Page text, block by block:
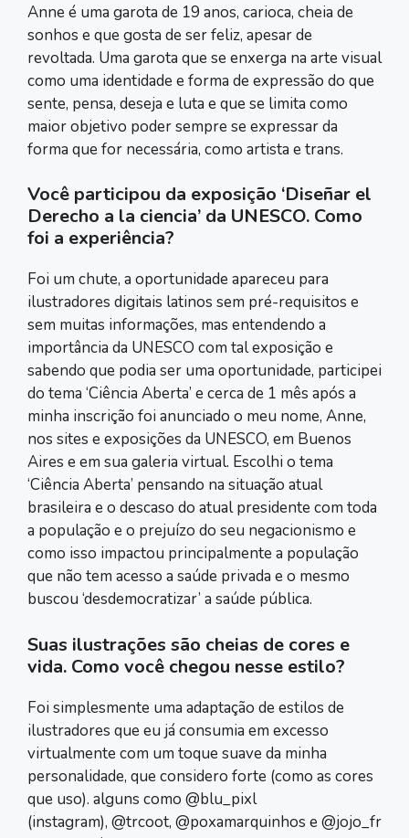
Anne é uma garota de 19 anos, carioca, cheia de
sonhos e que gosta de ser feliz, apesar de
revoltada. Uma garota que se enxerga na arte visual
como uma identidade e forma de expressão do que
sente, pensa, deseja e luta e que se limita como
maior objetivo poder sempre se expressar da
forma que for necessária, como artista e trans.
Você participou da exposição ‘Diseñar el
Derecho a la ciencia’ da UNESCO. Como
foi a experiência?
Foi um chute, a oportunidade apareceu para
ilustradores digitais latinos sem pré-requisitos e
sem muitas informações, mas entendendo a
importância da UNESCO com tal exposição e
sabendo que podia ser uma oportunidade, participei
do tema ‘Ciência Aberta’ e cerca de 1 mês após a
minha inscrição foi anunciado o meu nome, Anne,
nos sites e exposições da UNESCO, em Buenos
Aires e em sua galeria virtual. Escolhi o tema
‘Ciência Aberta’ pensando na situação atual
brasileira e o descaso do atual presidente com toda
a população e o prejuízo do seu negacionismo e
como isso impactou principalmente a população
que não tem acesso a saúde privada e o mesmo
buscou ‘desdemocratizar’ a saúde pública.
Suas ilustrações são cheias de cores e
vida. Como você chegou nesse estilo?
Foi simplesmente uma adaptação de estilos de
ilustradores que eu já consumia em excesso
virtualmente com um toque suave da minha
personalidade, que considero forte (como as cores
que uso). alguns como @blu_pixl
(instagram), @trcoot, @poxamarquinhos e @jojo_fr